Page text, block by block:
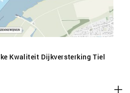
Kwaliteit Dijkversterking Tiel